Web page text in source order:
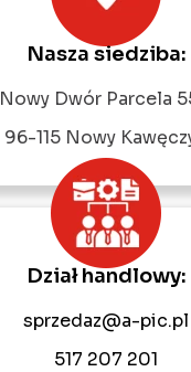
Nasza siedziba:
Nowy Dwór Parcela
96-115 Nowy
Dział handlowy:
sprzedaz@a-pic.pl
517 207 201